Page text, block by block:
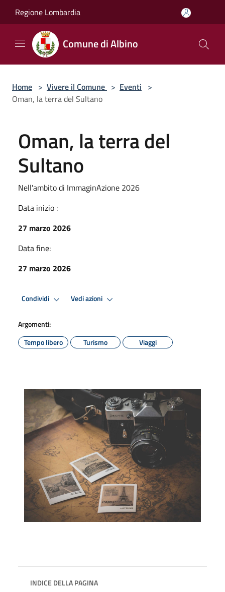
Regione Lombardia
Comune di Albino
Home > Vivere il Comune > Eventi >
Oman, la terra del Sultano
Oman, la terra del
Sultano
Nell'ambito di ImmaginAzione 2026
Data inizio :
27 marzo 2026
Data fine:
27 marzo 2026
Condividi Vedi azioni
Argomenti:
Tempo libero
Turismo Viaggi
INDICE DELLA PAGINA